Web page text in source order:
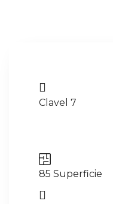
Clavel 7
85 Superficie